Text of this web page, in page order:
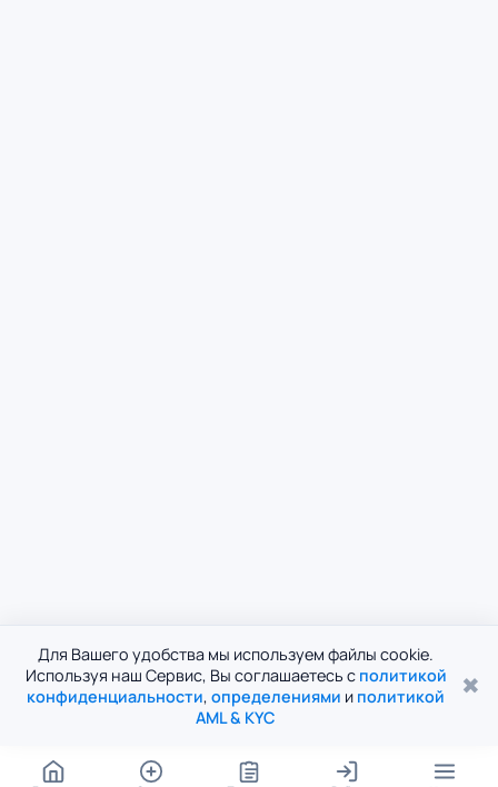
Для Вашего удобства мы используем файлы cookie.
Используя наш Сервис, Вы соглашаетесь с политикой
конфиденциальности, определениями и политикой
AML & KYC
✖